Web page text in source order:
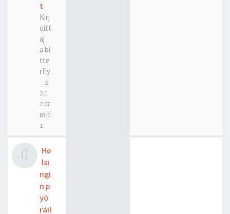
t
Kirj
oitt
aj
a bi
tte
rfly
- 2
2.1
2.07
03:0
1
He
lsi
ngi
n p
yö
räil